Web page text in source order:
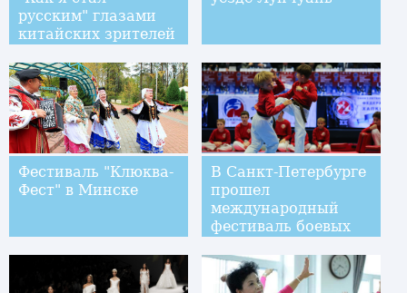
русским" глазами
китайских зрителей
Фестиваль "Клюква-
Фест" в Минске
В Санкт-Петербурге
прошел
международный
фестиваль боевых
Балтийского моря"